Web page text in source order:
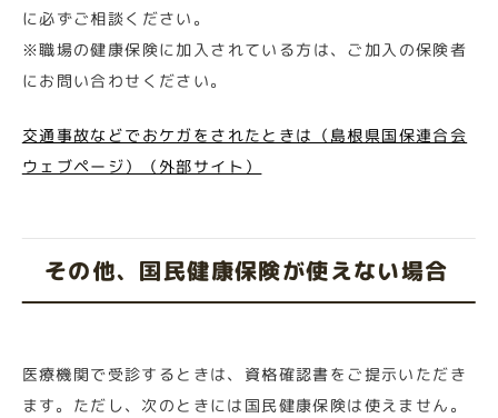
に必ずご相談ください。
※職場の健康保険に加入されている方は、ご加入の保険者
にお問い合わせください。
交通事故などでおケガをされたときは（島根県国保連合会
ウェブページ）（外部サイト）
その他、国民健康保険が使えない場合
医療機関で受診するときは、資格確認書をご提示いただき
ます。ただし、次のときには国民健康保険は使えません。